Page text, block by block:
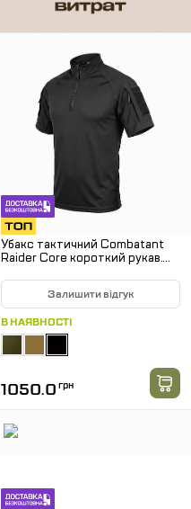
Убакс тактичний Combatant
Raider Core короткий рукав.
Залишити відгук
В НАЯВНОСТІ
1050.0 грн